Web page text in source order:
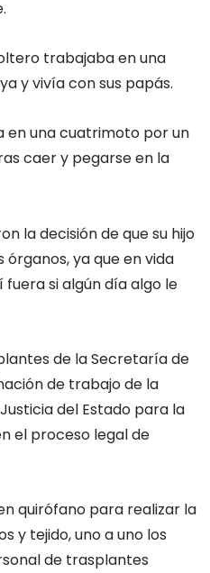
trabajaba en una
y vivía con sus papás.
en una cuatrimoto por un
caer y pegarse en la
la decisión de que su hijo
ya que en vida
si algún día algo le
de la Secretaría de
de trabajo de la
del Estado para la
el proceso legal de
quirófano para realizar la
y tejido, uno a uno los
de trasplantes